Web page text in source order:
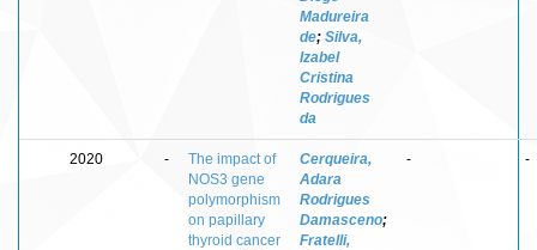
Madureira
de; Silva,
Izabel
Cristina
Rodrigues
da
2020 -
The impact of
NOS3 gene
polymorphism
on papillary
thyroid cancer
Cerqueira,
Adara
Rodrigues
Damasceno;
Fratelli,
- -